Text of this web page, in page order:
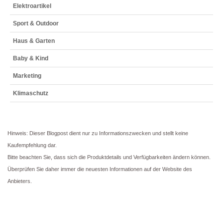
Elektroartikel
Sport & Outdoor
Haus & Garten
Baby & Kind
Marketing
Klimaschutz
Hinweis: Dieser Blogpost dient nur zu Informationszwecken und stellt keine
Kaufempfehlung dar.
Bitte beachten Sie, dass sich die Produktdetails und Verfügbarkeiten ändern können.
Überprüfen Sie daher immer die neuesten Informationen auf der Website des
Anbieters.